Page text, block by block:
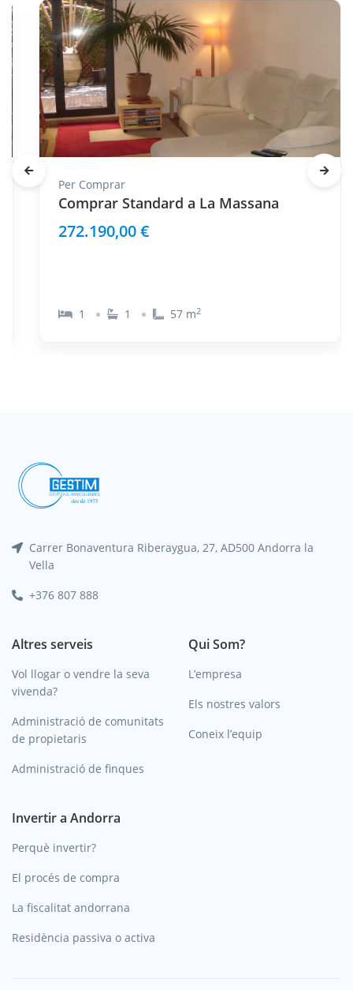
Per Comprar
Comprar Standard a La Massana
272.190,00 €
1 1 57 m2
Carrer Bonaventura Riberaygua, 27, AD500 Andorra la
Vella
+376 807 888
Altres serveis
Vol llogar o vendre la seva
vivenda?
Administració de comunitats
de propietaris
Administració de finques
Qui Som?
L’empresa
Els nostres valors
Coneix l’equip
Invertir a Andorra
Perquè invertir?
El procés de compra
La fiscalitat andorrana
Residència passiva o activa